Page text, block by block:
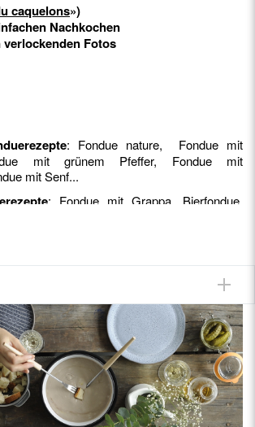
caquelons»)
Nachkochen
Fotos
: Fondue nature, Fondue mit
mit grünem Pfeffer, Fondue mit
mit Senf...
: Fondue mit Grappa, Bierfondue,
Fondue mit Abricotine...
Speckwürfel-Zwiebeln-Fondue...
: Fondue mit paprika, Fondue mit
Fondue mit pesto...
Rezepten: Tomatenfondue, Fondue mit
Lauch, Fondue mit Brennnesseln...